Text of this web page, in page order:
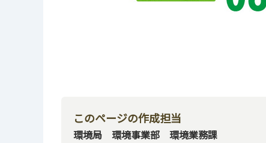
このページの作成担当
環境局 環境事業部 環境業務課